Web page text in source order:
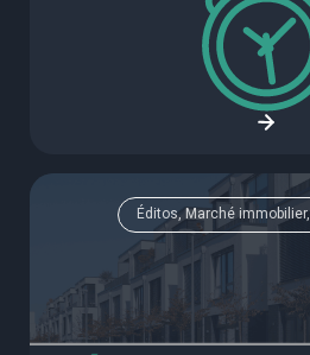
Éditos, Marché